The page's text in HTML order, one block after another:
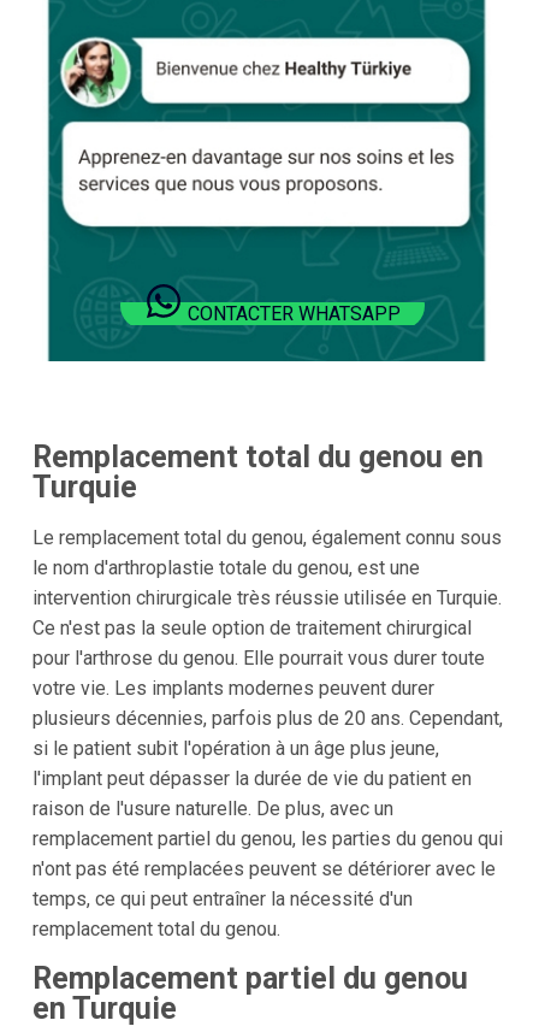
CONTACTER WHATSAPP
Remplacement total du genou en
Turquie
Le remplacement total du genou, également connu sous
le nom d'arthroplastie totale du genou, est une
intervention chirurgicale très réussie utilisée en Turquie.
Ce n'est pas la seule option de traitement chirurgical
pour l'arthrose du genou. Elle pourrait vous durer toute
votre vie. Les implants modernes peuvent durer
plusieurs décennies, parfois plus de 20 ans. Cependant,
si le patient subit l'opération à un âge plus jeune,
l'implant peut dépasser la durée de vie du patient en
raison de l'usure naturelle. De plus, avec un
remplacement partiel du genou, les parties du genou qui
n'ont pas été remplacées peuvent se détériorer avec le
temps, ce qui peut entraîner la nécessité d'un
remplacement total du genou.
Remplacement partiel du genou
en Turquie